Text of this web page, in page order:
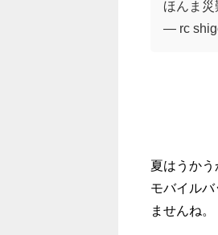
ほんま
— rc
夏はうかう
モバイル
ませんね。